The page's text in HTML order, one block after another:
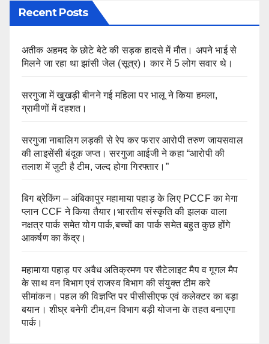
Recent Posts
अतीक अहमद के छोटे बेटे की सड़क हादसे में मौत। अपने भाई से
मिलने जा रहा था झांसी जेल (सूत्र)। कार में 5 लोग सवार थे।
सरगुजा में खुखड़ी बीनने गई महिला पर भालू ने किया हमला,
ग्रामीणों में दहशत।
सरगुजा नाबालिग लड़की से रेप कर फरार आरोपी तरुण जायसवाल
की लाइसेंसी बंदूक जप्त। सरगुजा आईजी ने कहा “आरोपी की
तलाश में जुटी है टीम, जल्द होगा गिरफ्तार।”
बिग ब्रेकिंग – अंबिकापुर महामाया पहाड़ के लिए PCCF का मेगा
प्लान CCF ने किया तैयार।भारतीय संस्कृति की झलक वाला
नक्षत्र पार्क समेत योग पार्क,बच्चों का पार्क समेत बहुत कुछ होंगे
आकर्षण का केंद्र।
महामाया पहाड़ पर अवैध अतिक्रमण पर सैटेलाइट मैप व गूगल मैप
के साथ वन विभाग एवं राजस्व विभाग की संयुक्त टीम करे
सीमांकन। पहल की विज्ञप्ति पर पीसीसीएफ एवं कलेक्टर का बड़ा
बयान। शीघ्र बनेगी टीम,वन विभाग बड़ी योजना के तहत बनाएगा
पार्क।